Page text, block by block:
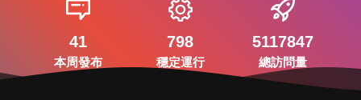
41
本周發布
798
穩定運行
5117847
總訪問量